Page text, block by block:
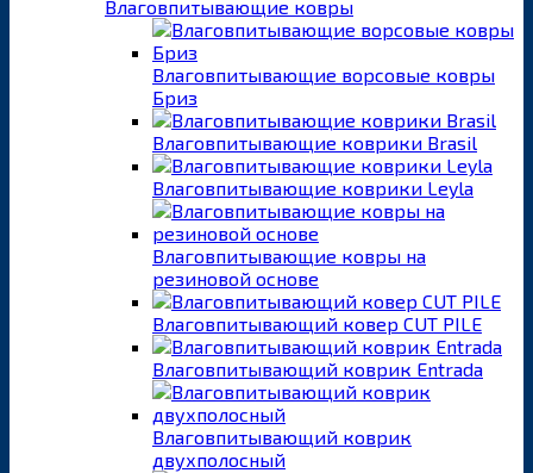
Влаговпитывающие ковры
Влаговпитывающие ворсовые ковры
Бриз
Влаговпитывающие коврики Brasil
Влаговпитывающие коврики Leyla
Влаговпитывающие ковры на
резиновой основе
Влаговпитывающий ковер CUT PILE
Влаговпитывающий коврик Entrada
Влаговпитывающий коврик
двухполосный